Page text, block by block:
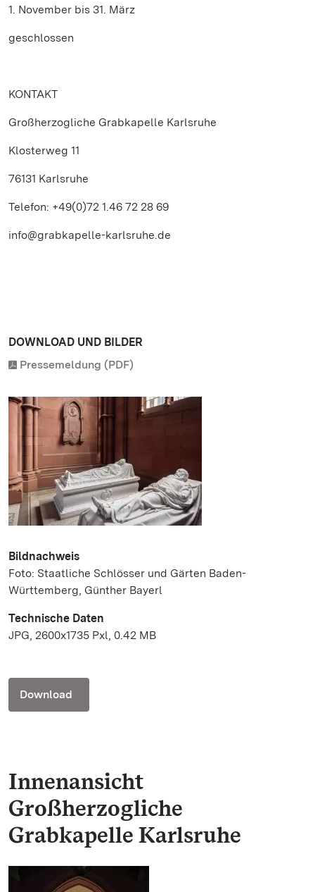
1. November bis 31. März
geschlossen
KONTAKT
Großherzogliche Grabkapelle Karlsruhe
Klosterweg 11
76131 Karlsruhe
Telefon: +49(0)72 1.46 72 28 69
info@grabkapelle-karlsruhe.de
DOWNLOAD UND BILDER
Pressemeldung (PDF)
Bildnachweis
Foto: Staatliche Schlösser und Gärten Baden-
Württemberg, Günther Bayerl
Technische Daten
JPG, 2600x1735 Pxl, 0.42 MB
Download
Innenansicht
Großherzogliche
Grabkapelle Karlsruhe